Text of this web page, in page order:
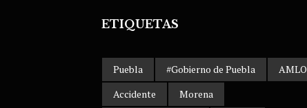
ETIQUETAS
Puebla #Gobierno de Puebla
AMLO
Accidente
Morena